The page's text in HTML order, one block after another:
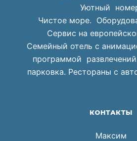
Уютный
Чистое море.
Сервис на
Семейный отель с
программой
парковка. Рестораны с
КОНТАКТЫ
Максим